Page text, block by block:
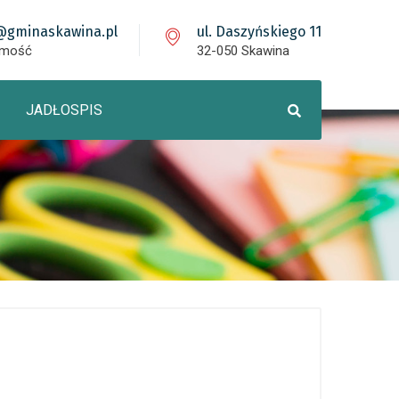
ul. Daszyńskiego 11
32-050 Skawina
JADŁOSPIS